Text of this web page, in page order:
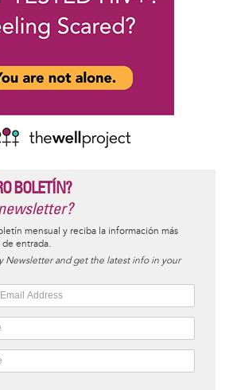
BOLETÍN?
mensual y reciba la información más
entrada.
Newsletter and get the latest info in your